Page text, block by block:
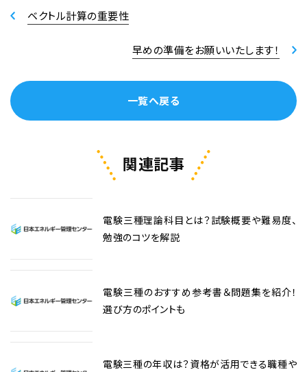
ベクトル計算の重要性
一覧へ戻る
早めの準備をお願いいたします！
関連記事
電験三種理論科目とは？試験概要や難易度、
勉強のコツを解説
電験三種のおすすめ参考書＆問題集を紹介！
選び方のポイントも
電験三種の年収は？資格が活用できる職種や